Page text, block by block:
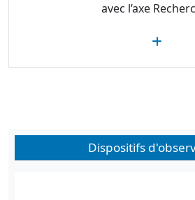
avec l’axe
Dispositifs